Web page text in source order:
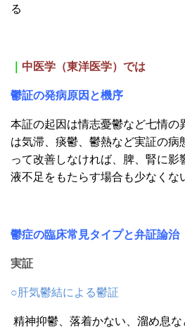
る
中医学（東洋医学）では
鬱証の発病原因と機序
本証の起因は情志憂鬱など七情の
は気滞、痰鬱、鬱熱など実証の病
って改善しなければ、脾、腎に影
液不足をもたらす場合も少なくな
鬱症の臨床常見タイプと弁証論治
実証
○肝気鬱結による鬱証
精神抑鬱、落着かない、溜め息